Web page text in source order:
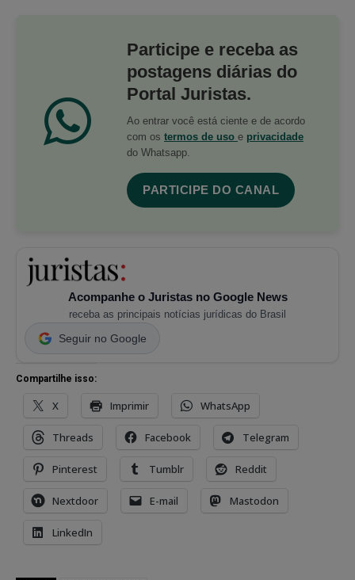
Participe e receba as
postagens diárias do
Portal Juristas.
Ao entrar você está ciente e de acordo
com os termos de uso e privacidade
do Whatsapp.
PARTICIPE DO CANAL
Acompanhe o Juristas no Google News
receba as principais notícias jurídicas do Brasil
Seguir no Google
Compartilhe isso:
X Imprimir WhatsApp
Threads Facebook Telegram
Pinterest Tumblr Reddit
Nextdoor E-mail Mastodon
LinkedIn